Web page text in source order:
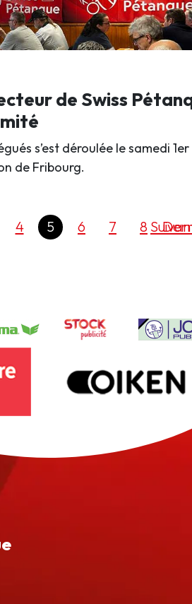
de Swiss
s’est déroulée le samedi 1er
de Fribourg.
4 5 6 7 8